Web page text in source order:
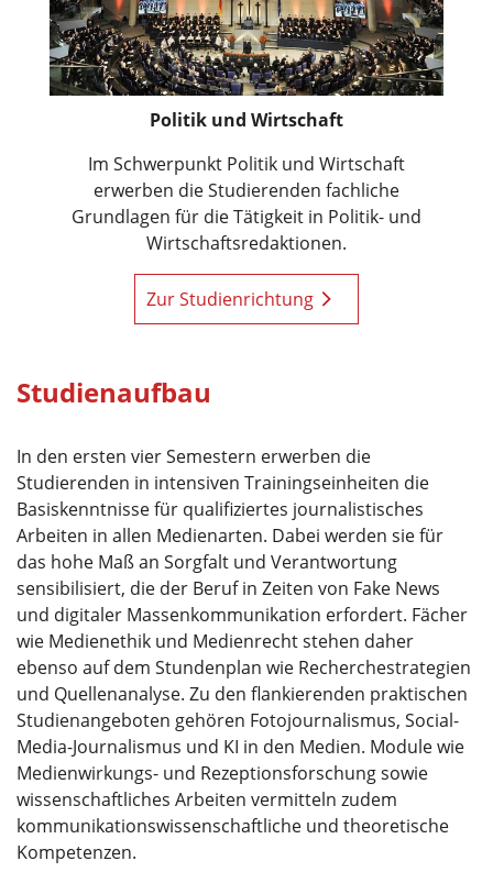
Politik und Wirtschaft
Im Schwerpunkt Politik und Wirtschaft
erwerben die Studierenden fachliche
Grundlagen für die Tätigkeit in Politik- und
Wirtschaftsredaktionen.
Zur Studienrichtung
Studienaufbau
In den ersten vier Semestern erwerben die
Studierenden in intensiven Trainingseinheiten die
Basiskenntnisse für qualifiziertes journalistisches
Arbeiten in allen Medienarten. Dabei werden sie für
das hohe Maß an Sorgfalt und Verantwortung
sensibilisiert, die der Beruf in Zeiten von Fake News
und digitaler Massenkommunikation erfordert. Fächer
wie Medienethik und Medienrecht stehen daher
ebenso auf dem Stundenplan wie Recherchestrategien
und Quellenanalyse. Zu den flankierenden praktischen
Studienangeboten gehören Fotojournalismus, Social-
Media-Journalismus und KI in den Medien. Module wie
Medienwirkungs- und Rezeptionsforschung sowie
wissenschaftliches Arbeiten vermitteln zudem
kommunikationswissenschaftliche und theoretische
Kompetenzen.